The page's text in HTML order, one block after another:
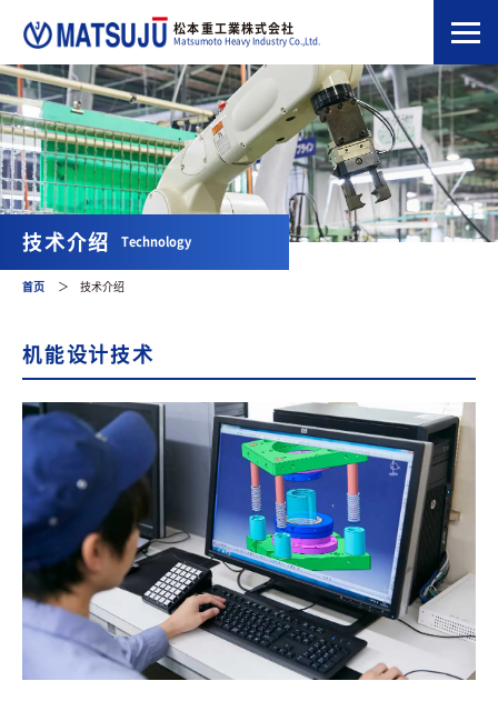
松本重工業株式会社
Matsumoto Heavy Industry Co.,Ltd.
技术介绍 Technology
首页 ＞ 技术介绍
机能设计技术